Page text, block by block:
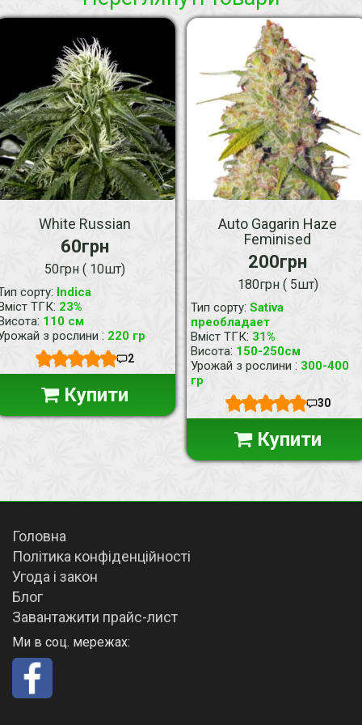
White Russian
60грн
50грн ( 10шт)
сорту: Indica
ТГК: 23%
: 110 см
з рослини : 220 гр
2
Купити
Auto Gagarin Haze
Feminised
200грн
180грн ( 5шт)
Тип сорту: Sativa
преобладает
Вміст ТГК: 31%
Висота: 150-250см
Урожай з рослини : 300-400
гр
30
Купити
Головна
Політика конфіденційності
Угода і закон
Блог
Завантажити прайс-лист
Ми в соц. мережах: